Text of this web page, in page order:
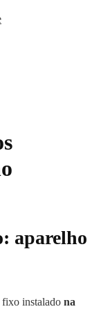
aparelho
instalado na